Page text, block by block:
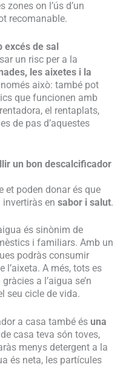
zones on l’ús d’un
recomanable.
excés de sal
un risc per a la
les aixetes i la
això: també pot
que funcionen amb
el rentaplats,
de pas d’aquestes
un bon descalcificador
et poden donar és que
invertiràs en sabor i salut.
és sinònim de
i familiars. Amb un
podràs consumir
l’aixeta. A més, tots es
a l’aigua se’n
seu cicle de vida.
a casa també és una
casa teva són toves,
menys detergent a la
és neta, les partícules